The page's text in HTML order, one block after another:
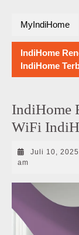
MyIndiHome
IndiHome
IndiHome
IndiHome
WiFi
Juli 10, 2025
am